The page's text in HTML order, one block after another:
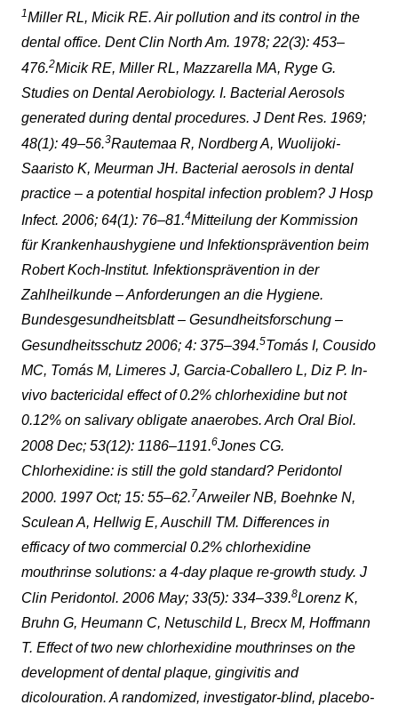
1Miller RL, Micik RE. Air pollution and its control in the
dental office. Dent Clin North Am. 1978; 22(3): 453–
476.2Micik RE, Miller RL, Mazzarella MA, Ryge G.
Studies on Dental Aerobiology. I. Bacterial Aerosols
generated during dental procedures. J Dent Res. 1969;
48(1): 49–56.3Rautemaa R, Nordberg A, Wuolijoki-
Saaristo K, Meurman JH. Bacterial aerosols in dental
practice – a potential hospital infection problem? J Hosp
Infect. 2006; 64(1): 76–81.4Mitteilung der Kommission
für Krankenhaushygiene und Infektionsprävention beim
Robert Koch-Institut. Infektionsprävention in der
Zahlheilkunde – Anforderungen an die Hygiene.
Bundesgesundheitsblatt – Gesundheitsforschung –
Gesundheitsschutz 2006; 4: 375–394.5Tomás I, Cousido
MC, Tomás M, Limeres J, Garcia-Coballero L, Diz P. In-
vivo bactericidal effect of 0.2% chlorhexidine but not
0.12% on salivary obligate anaerobes. Arch Oral Biol.
2008 Dec; 53(12): 1186–1191.6Jones CG.
Chlorhexidine: is still the gold standard? Peridontol
2000. 1997 Oct; 15: 55–62.7Arweiler NB, Boehnke N,
Sculean A, Hellwig E, Auschill TM. Differences in
efficacy of two commercial 0.2% chlorhexidine
mouthrinse solutions: a 4-day plaque re-growth study. J
Clin Peridontol. 2006 May; 33(5): 334–339.8Lorenz K,
Bruhn G, Heumann C, Netuschild L, Brecx M, Hoffmann
T. Effect of two new chlorhexidine mouthrinses on the
development of dental plaque, gingivitis and
dicolouration. A randomized, investigator-blind, placebo-